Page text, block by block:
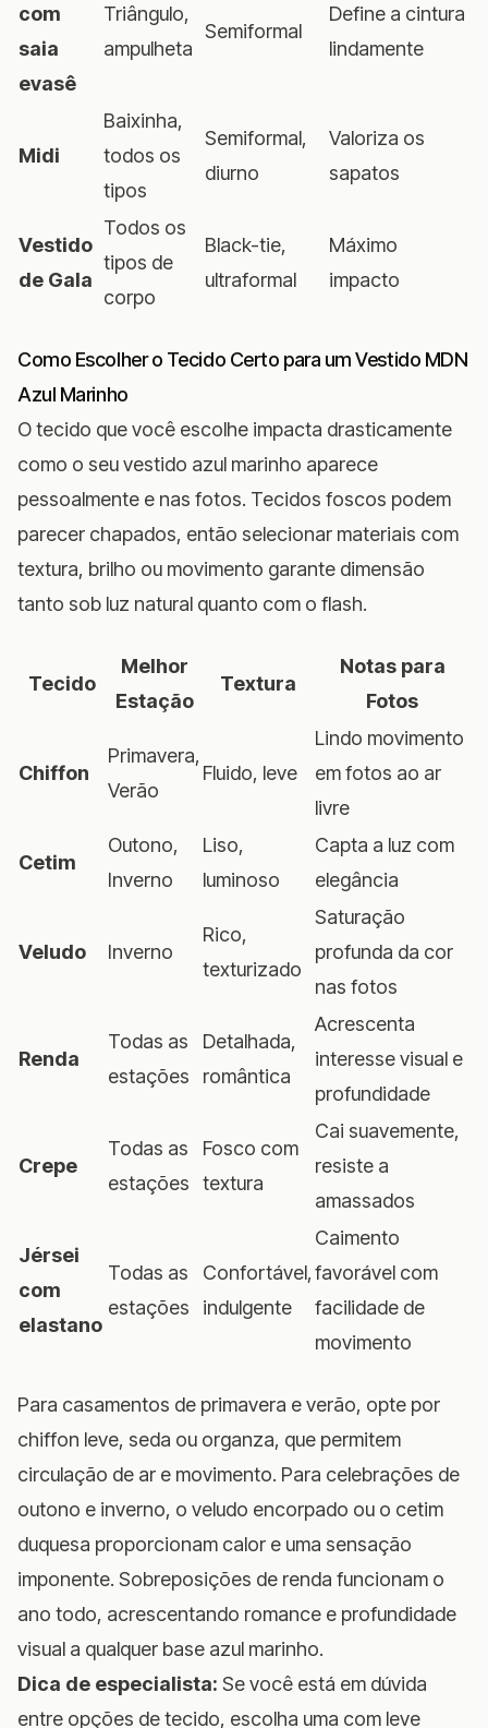
com
saia
evasê
Triângulo,
ampulheta
Semiformal
Define a cintura
lindamente
Midi
Baixinha,
todos os
tipos
Semiformal,
diurno
Valoriza os
sapatos
Vestido
de Gala
Todos os
tipos de
corpo
Black-tie,
ultraformal
Máximo
impacto
Como Escolher o Tecido Certo para um Vestido MDN
Azul Marinho
O tecido que você escolhe impacta drasticamente
como o seu vestido azul marinho aparece
pessoalmente e nas fotos. Tecidos foscos podem
parecer chapados, então selecionar materiais com
textura, brilho ou movimento garante dimensão
tanto sob luz natural quanto com o flash.
Tecido
Melhor
Estação
Textura
Notas para
Fotos
Chiffon
Primavera,
Verão
Fluido, leve
Lindo movimento
em fotos ao ar
livre
Cetim
Outono,
Inverno
Liso,
luminoso
Capta a luz com
elegância
Veludo Inverno
Rico,
texturizado
Saturação
profunda da cor
nas fotos
Renda
Todas as
estações
Detalhada,
romântica
Acrescenta
interesse visual e
profundidade
Crepe
Todas as
estações
Fosco com
textura
Cai suavemente,
resiste a
amassados
Jérsei
com
elastano
Todas as
estações
Confortável,
indulgente
Caimento
favorável com
facilidade de
movimento
Para casamentos de primavera e verão, opte por
chiffon leve, seda ou organza, que permitem
circulação de ar e movimento. Para celebrações de
outono e inverno, o veludo encorpado ou o cetim
duquesa proporcionam calor e uma sensação
imponente. Sobreposições de renda funcionam o
ano todo, acrescentando romance e profundidade
visual a qualquer base azul marinho.
Dica de especialista: Se você está em dúvida
entre opções de tecido, escolha uma com leve